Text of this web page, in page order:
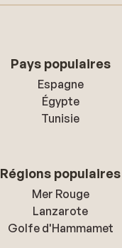
Pays populaires
Espagne
Égypte
Tunisie
Régions populaires
Mer Rouge
Lanzarote
Golfe d'Hammamet